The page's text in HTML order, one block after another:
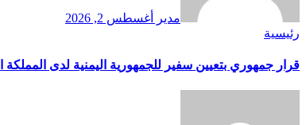
مدير
أغسطس 2, 2026
رئيسية
قرار جمهوري بتعيين سفير للجمهورية اليمنية لدى المملكة